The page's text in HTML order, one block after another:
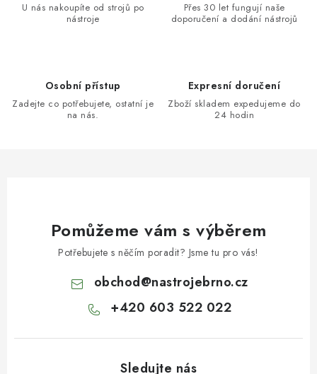
U nás nakoupíte od strojů po
nástroje
Přes 30 let fungují naše
doporučení a dodání nástrojů
Osobní přístup
Zadejte co potřebujete, ostatní je
na nás.
Expresní doručení
Zboží skladem expedujeme do
24 hodin
Pomůžeme vám s výběrem
Potřebujete s něčím poradit? Jsme tu pro vás!
obchod@nastrojebrno.cz
+420 603 522 022